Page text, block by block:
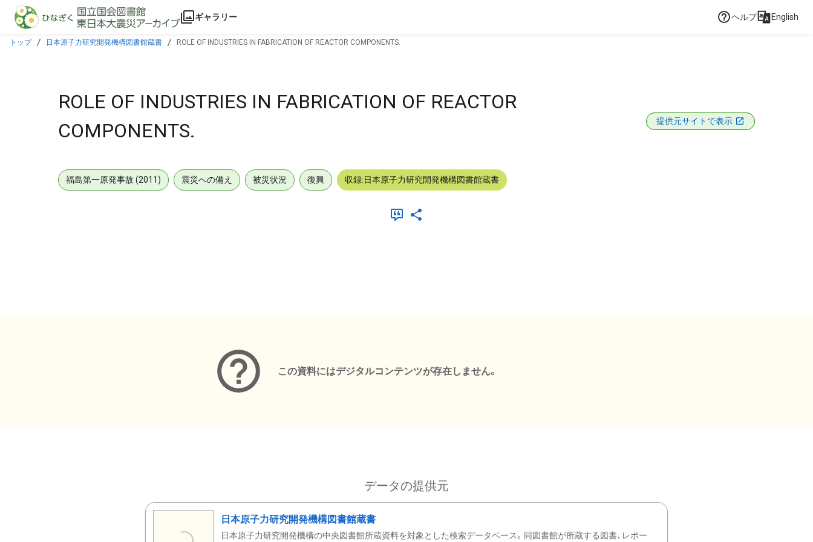
本文に飛ぶ
ギャラリー ヘルプ English
トップ 日本原子力研究開発機構図書館蔵書 ROLE OF INDUSTRIES IN FABRICATION OF REACTOR COMPONENTS.
ROLE OF INDUSTRIES IN FABRICATION OF REACTOR
COMPONENTS.
提供元サイトで表示
福島第一原発事故 (2011) 震災への備え 被災状況 復興 収録:日本原子力研究開発機構図書館蔵書
この資料にはデジタルコンテンツが存在しません。
データの提供元
日本原子力研究開発機構図書館蔵書
日本原子力研究開発機構の中央図書館所蔵資料を対象とした検索データベース。同図書館が所蔵する図書、レポー